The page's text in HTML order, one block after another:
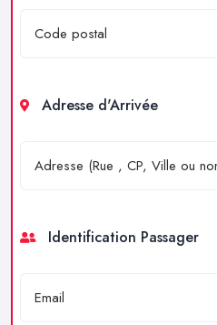
Adresse d'Arrivée
Identification Passager